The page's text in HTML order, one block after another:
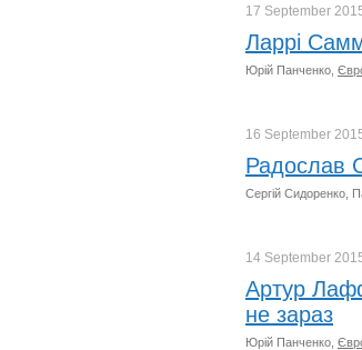
17 September
Ларрі
Юрій Панченко,
16 September
Радослав
Сергій Сидоренко,
14 September
Артур
не зараз
Юрій Панченко,